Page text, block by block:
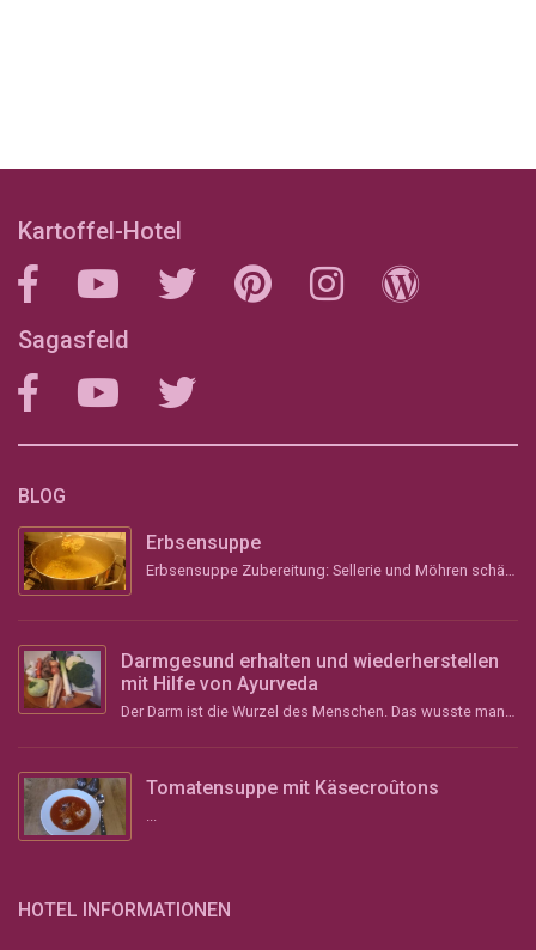
Kartoffel-Hotel
Sagasfeld
BLOG
Erbsensuppe
Darmgesund erhalten und wiederherstellen
mit Hilfe von Ayurveda
Tomatensuppe mit Käsecroûtons
HOTEL INFORMATIONEN